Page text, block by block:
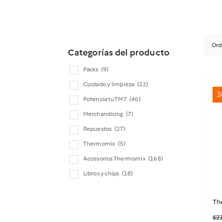
Categorías del producto
Packs (9)
Cuidado y limpieza (12)
Potencia tu TM7 (40)
Merchandising (7)
Repuestos (27)
Thermomix (5)
Accesorios Thermomix (168)
Libros y chips (18)
$